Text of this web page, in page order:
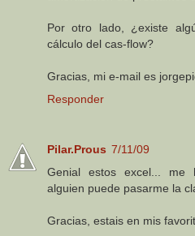
Por otro lado, ¿existe
cálculo del cas-flow?
Gracias, mi e-mail es
Responder
Pilar.Prous 7/11/09
Genial estos excel... me
alguien puede pasarme la
Gracias, estais en mis